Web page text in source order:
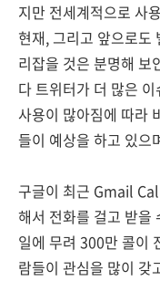
지만 전세계적으로 사
현재, 그리고 앞으로
리잡을 것은 분명해 보
다 트위터가 더 많은
사용이 많아짐에 따라
들이 예상을 하고 있으
구글이 최근 Gmail
해서 전화를 걸고 받을
일에 무려 300만 콜이
람들이 관심을 많이 갖